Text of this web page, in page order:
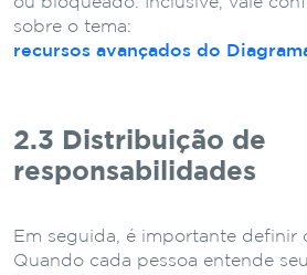
sobre o tema:
recursos avançados do
2.3 Distribuição de
responsabilidades
Em seguida, é importante definir
Quando cada pessoa entende